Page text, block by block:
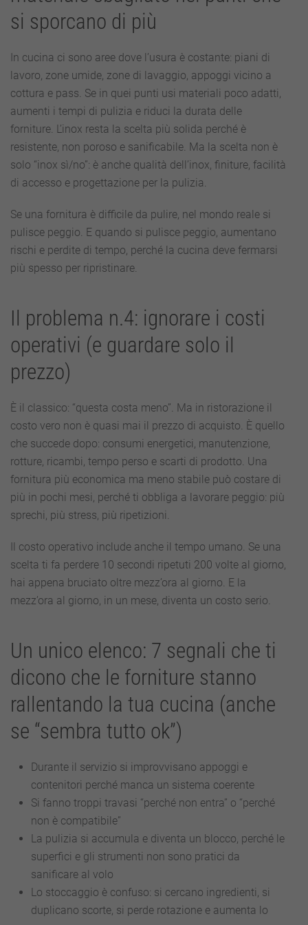
si sporcano di più
In cucina ci sono aree dove l’usura è costante: piani di
lavoro, zone umide, zone di lavaggio, appoggi vicino a
cottura e pass. Se in quei punti usi materiali poco adatti,
aumenti i tempi di pulizia e riduci la durata delle
forniture. L’inox resta la scelta più solida perché è
resistente, non poroso e sanificabile. Ma la scelta non è
solo “inox sì/no”: è anche qualità dell’inox, finiture, facilità
di accesso e progettazione per la pulizia.
Se una fornitura è difficile da pulire, nel mondo reale si
pulisce peggio. E quando si pulisce peggio, aumentano
rischi e perdite di tempo, perché la cucina deve fermarsi
più spesso per ripristinare.
Il problema n.4: ignorare i costi
operativi (e guardare solo il
prezzo)
È il classico: “questa costa meno”. Ma in ristorazione il
costo vero non è quasi mai il prezzo di acquisto. È quello
che succede dopo: consumi energetici, manutenzione,
rotture, ricambi, tempo perso e scarti di prodotto. Una
fornitura più economica ma meno stabile può costare di
più in pochi mesi, perché ti obbliga a lavorare peggio: più
sprechi, più stress, più ripetizioni.
Il costo operativo include anche il tempo umano. Se una
scelta ti fa perdere 10 secondi ripetuti 200 volte al giorno,
hai appena bruciato oltre mezz’ora al giorno. E la
mezz’ora al giorno, in un mese, diventa un costo serio.
Un unico elenco: 7 segnali che ti
dicono che le forniture stanno
rallentando la tua cucina (anche
se “sembra tutto ok”)
Durante il servizio si improvvisano appoggi e
contenitori perché manca un sistema coerente
Si fanno troppi travasi “perché non entra” o “perché
non è compatibile”
La pulizia si accumula e diventa un blocco, perché le
superfici e gli strumenti non sono pratici da
sanificare al volo
Lo stoccaggio è confuso: si cercano ingredienti, si
duplicano scorte, si perde rotazione e aumenta lo